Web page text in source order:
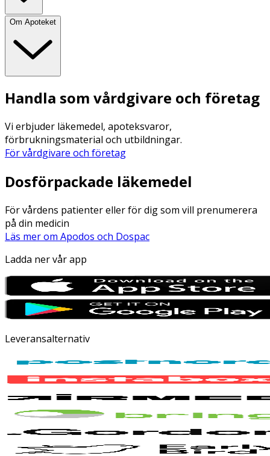
Om Apoteket
Handla som vårdgivare och företag
Vi erbjuder läkemedel, apoteksvaror,
förbrukningsmaterial och utbildningar.
För vårdgivare och företag
Dosförpackade läkemedel
För vårdens patienter eller för dig som vill prenumerera
på din medicin
Läs mer om Apodos och Dospac
Ladda ner vår app
Leveransalternativ